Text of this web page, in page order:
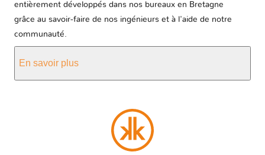
entièrement développés dans nos bureaux en Bretagne
grâce au savoir-faire de nos ingénieurs et à l'aide de notre
communauté.
En savoir plus